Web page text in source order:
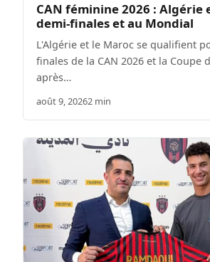
CAN féminine 2026 : Algérie
demi-finales et au Mondial
L'Algérie et le Maroc se qualifient
finales de la CAN 2026 et la Coupe
après…
août 9, 20262 min